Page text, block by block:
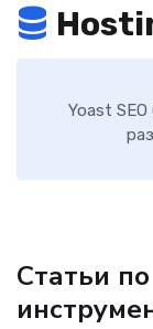
Yoast
Статьи